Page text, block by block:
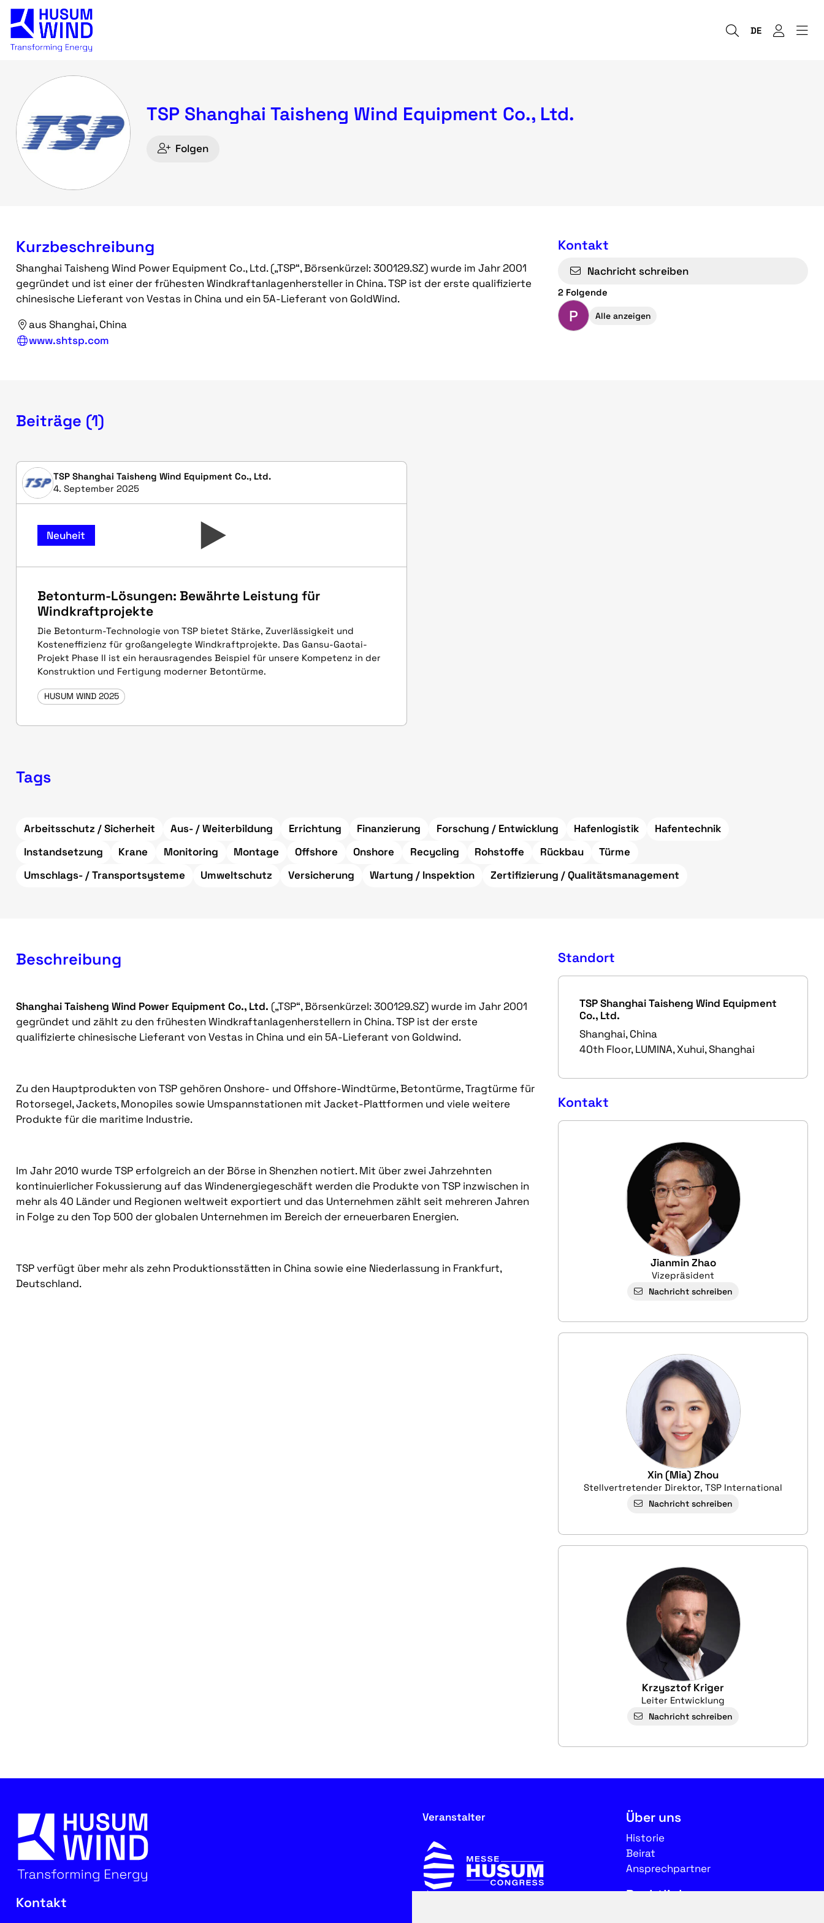
DE
TSP Shanghai Taisheng Wind Equipment Co., Ltd.
Folgen
Kurzbeschreibung
Shanghai Taisheng Wind Power Equipment Co., Ltd. („TSP“, Börsenkürzel: 300129.SZ) wurde im Jahr 2001
gegründet und ist einer der frühesten Windkraftanlagenhersteller in China. TSP ist der erste qualifizierte
chinesische Lieferant von Vestas in China und ein 5A-Lieferant von GoldWind.
aus Shanghai, China
www.shtsp.com
Kontakt
Nachricht schreiben
2 Folgende
P Alle anzeigen
Beiträge (1)
TSP Shanghai Taisheng Wind Equipment Co., Ltd.
4. September 2025
Neuheit
Betonturm-Lösungen: Bewährte Leistung für
Windkraftprojekte
Die Betonturm-Technologie von TSP bietet Stärke, Zuverlässigkeit und
Kosteneffizienz für großangelegte Windkraftprojekte. Das Gansu-Gaotai-
Projekt Phase II ist ein herausragendes Beispiel für unsere Kompetenz in der
Konstruktion und Fertigung moderner Betontürme.
HUSUM WIND 2025
Tags
Arbeitsschutz / Sicherheit Aus- / Weiterbildung Errichtung Finanzierung Forschung / Entwicklung Hafenlogistik
Hafentechnik
Instandsetzung
Krane Monitoring Montage Offshore Onshore Recycling Rohstoffe Rückbau
Türme
Umschlags- / Transportsysteme
Umweltschutz Versicherung Wartung / Inspektion Zertifizierung / Qualitätsmanagement
Beschreibung
Shanghai Taisheng Wind Power Equipment Co., Ltd. („TSP“, Börsenkürzel: 300129.SZ) wurde im Jahr 2001
gegründet und zählt zu den frühesten Windkraftanlagenherstellern in China. TSP ist der erste
qualifizierte chinesische Lieferant von Vestas in China und ein 5A-Lieferant von Goldwind.
Zu den Hauptprodukten von TSP gehören Onshore- und Offshore-Windtürme, Betontürme, Tragtürme für
Rotorsegel, Jackets, Monopiles sowie Umspannstationen mit Jacket-Plattformen und viele weitere
Produkte für die maritime Industrie.
Im Jahr 2010 wurde TSP erfolgreich an der Börse in Shenzhen notiert. Mit über zwei Jahrzehnten
kontinuierlicher Fokussierung auf das Windenergiegeschäft werden die Produkte von TSP inzwischen in
mehr als 40 Länder und Regionen weltweit exportiert und das Unternehmen zählt seit mehreren Jahren
in Folge zu den Top 500 der globalen Unternehmen im Bereich der erneuerbaren Energien.
TSP verfügt über mehr als zehn Produktionsstätten in China sowie eine Niederlassung in Frankfurt,
Deutschland.
Standort
TSP Shanghai Taisheng Wind Equipment
Co., Ltd.
Shanghai, China
40th Floor, LUMINA, Xuhui, Shanghai
Kontakt
Jianmin Zhao
Vizepräsident
Nachricht schreiben
Xin (Mia) Zhou
Stellvertretender Direktor, TSP International
Nachricht schreiben
Krzysztof Kriger
Leiter Entwicklung
Nachricht schreiben
Kontakt
Veranstalter Über uns
Historie
Beirat
Ansprechpartner
Rechtliches